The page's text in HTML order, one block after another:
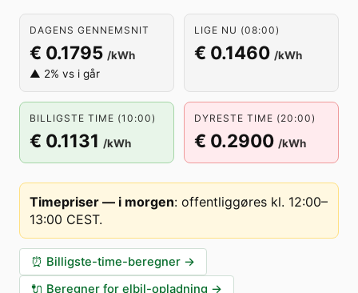
DAGENS GENNEMSNIT
€ 0.1795 /kWh
▲ 2% vs i går
LIGE NU (08:00)
€ 0.1460 /kWh
BILLIGSTE TIME (10:00)
€ 0.1131 /kWh
DYRESTE TIME (20:00)
€ 0.2900 /kWh
Timepriser — i morgen: offentliggøres kl. 12:00–
13:00 CEST.
⏰ Billigste-time-beregner →
🔌 Beregner for elbil-opladning →